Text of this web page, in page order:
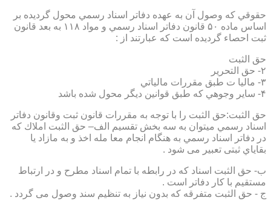
حقوقي كه وصول آن به عهده دفاتر اسناد رسمي محول گرديده بر
اساس ماده ۵۰ قانون دفاتر اسناد رسمي و مواد ۱۱۸ به بعد قانون
ثبت احصاء گرديده است كه عبارتند از :
حق الثبت
۲- حق التحرير
۳- ماليا ت طبق مقررات مالياتي
۴- ساير وجوهي كه طبق قوانين ديگر محول شده باشد
حق الثبت:حق الثبت را با توجه به مقررات قانون ثبت وقانون دفاتر
اسناد رسمي ميتوان به سه بخش تقسيم الف– حق الثبت املاك كه
در دفاتر اسناد رسمي به هنگام انجام معا مله اخذ و به مازاد يا
بقاياي ثبتی تعبیر می شود .
ب- حق الثبت اسناد كه در رابطه با تمام اسناد مطرح و در ارتباط
مستقيم با كار دفاتر است .
ج - حق الثبت متفرقه كه بدون نياز به تنظیم سند وصول می گردد .